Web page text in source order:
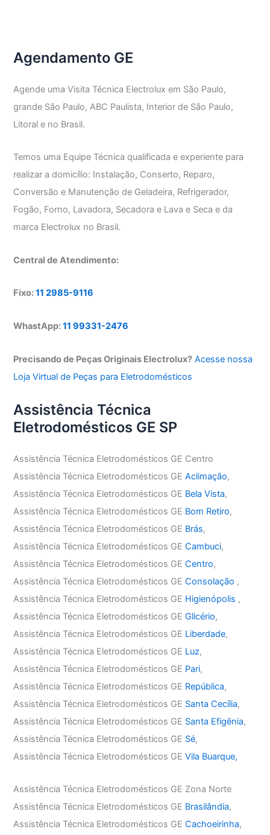
Agendamento GE
Agende uma Visita Técnica Electrolux em São Paulo,
grande São Paulo, ABC Paulista, Interior de São Paulo,
Litoral e no Brasil.
Temos uma Equipe Técnica qualificada e experiente para
realizar a domicílio: Instalação, Conserto, Reparo,
Conversão e Manutenção de Geladeira, Refrigerador,
Fogão, Forno, Lavadora, Secadora e Lava e Seca e da
marca Electrolux no Brasil.
Central de Atendimento:
Fixo:11 2985-9116
WhastApp:11 99331-2476
Precisando de Peças Originais Electrolux? Acesse nossa
Loja Virtual de Peças para Eletrodomésticos
Assistência Técnica
Eletrodomésticos GE SP
Assistência Técnica Eletrodomésticos GE Centro
Assistência Técnica Eletrodomésticos GEAclimação,
Assistência Técnica Eletrodomésticos GE Bela Vista,
Assistência Técnica Eletrodomésticos GE Bom Retiro,
Assistência Técnica Eletrodomésticos GE Brás,
Assistência Técnica Eletrodomésticos GECambuci,
Assistência Técnica Eletrodomésticos GECentro,
Assistência Técnica Eletrodomésticos GEConsolação ,
Assistência Técnica Eletrodomésticos GE Higienópolis ,
Assistência Técnica Eletrodomésticos GEGlicério,
Assistência Técnica Eletrodomésticos GE Liberdade,
Assistência Técnica Eletrodomésticos GE Luz,
Assistência Técnica Eletrodomésticos GE Pari,
Assistência Técnica Eletrodomésticos GE República,
Assistência Técnica Eletrodomésticos GE Santa Cecília,
Assistência Técnica Eletrodomésticos GE Santa Efigênia,
Assistência Técnica Eletrodomésticos GE Sé,
Assistência Técnica Eletrodomésticos GEVila Buarque,
Assistência Técnica Eletrodomésticos GE Zona Norte
Assistência Técnica Eletrodomésticos GE Brasilândia,
Assistência Técnica Eletrodomésticos GECachoeirinha,